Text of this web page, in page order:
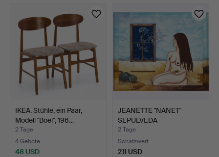
IKEA. Stühle, ein Paar,
Modell "Boel", 196…
2 Tage
4 Gebote
48 USD
JEANETTE "NANET"
SEPULVEDA
(zeitgenössisch…
2 Tage
Schätzwert
211 USD